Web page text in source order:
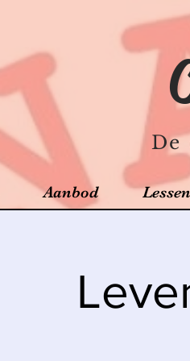
De
Aanbod